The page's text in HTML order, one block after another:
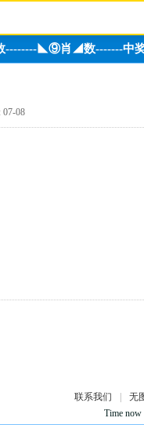
◣⑨肖◢数-------中奖
07-08
联系我们
无
Time now